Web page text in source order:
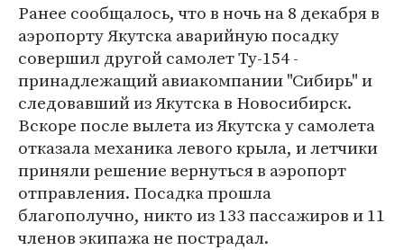
Ранее сообщалось, что в ночь на 8 декабря в
аэропорту Якутска аварийную посадку
совершил другой самолет Ту-154 -
принадлежащий авиакомпании "Сибирь" и
следовавший из Якутска в Новосибирск.
Вскоре после вылета из Якутска у самолета
отказала механика левого крыла, и летчики
приняли решение вернуться в аэропорт
отправления. Посадка прошла
благополучно, никто из 133 пассажиров и 11
членов экипажа не пострадал.